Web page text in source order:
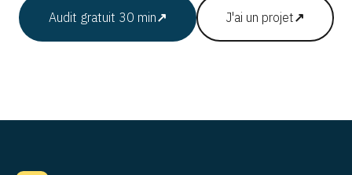
Audit gratuit 30 min↗ J'ai un projet↗